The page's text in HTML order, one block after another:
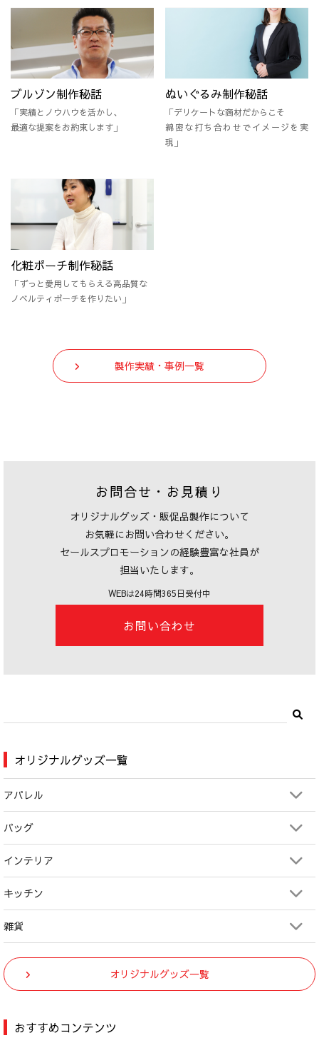
ブルゾン制作秘話
「実績とノウハウを活かし、
最適な提案をお約束します」
ぬいぐるみ制作秘話
「デリケートな商材だからこそ
綿密な打ち合わせでイメージを実
現」
化粧ポーチ制作秘話
「ずっと愛用してもらえる高品質な
ノベルティポーチを作りたい」
製作実績・事例一覧
お問合せ・お見積り
オリジナルグッズ・販促品製作について
お気軽にお問い合わせください。
セールスプロモーションの経験豊富な社員が
担当いたします。
WEBは24時間365日受付中
お問い合わせ
オリジナルグッズ一覧
アパレル
バッグ
インテリア
キッチン
雑貨
オリジナルグッズ一覧
おすすめコンテンツ